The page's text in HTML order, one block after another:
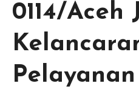
0114/Aceh